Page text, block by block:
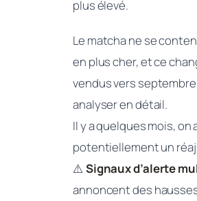
plus élevé.
Le matcha ne se
en plus cher, et ce
vendus vers
analyser en détail.
Il y a quelques mois,
potentiellement un
⚠️ Signaux d’alerte
annoncent des